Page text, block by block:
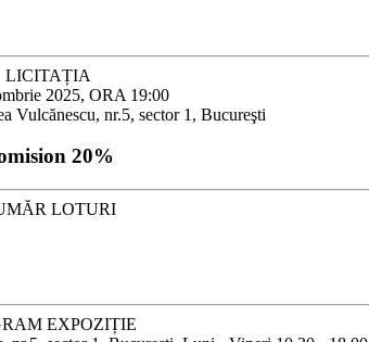
LICITAȚIA
2025, ORA 19:00
Vulcănescu, nr.5, sector 1, Bucureşti
20%
LOTURI
EXPOZIȚIE